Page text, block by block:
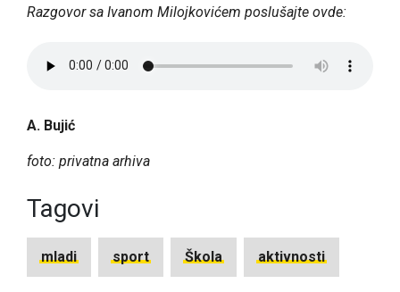
Razgovor sa Ivanom Milojkovićem poslušajte ovde:
A. Bujić
foto: privatna arhiva
Tagovi
mladi sport Škola aktivnosti